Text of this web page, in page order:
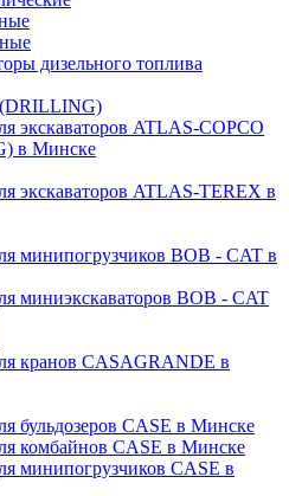
дизельного топлива
экскаваторов ATLAS-COPCO
в Минске
экскаваторов ATLAS-TEREX в
минипогрузчиков BOB - CAT в
миниэкскаваторов BOB - CAT
кранов CASAGRANDE в
бульдозеров CASE в Минске
комбайнов CASE в Минске
минипогрузчиков CASE в